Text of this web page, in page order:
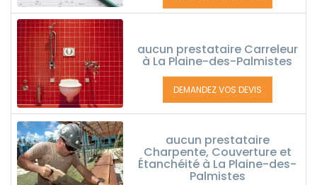
aucun prestataire Carreleur
à La Plaine-des-Palmistes
DEMANDEZ VOS DEVIS
aucun prestataire
Charpente, Couverture et
Étanchéité à La Plaine-des-
Palmistes